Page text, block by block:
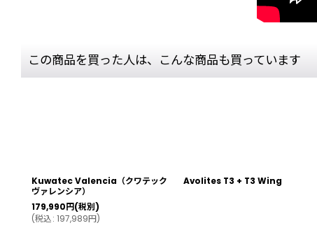
この商品を買った人は、こんな商品も買っています
Kuwatec Valencia（クワテック
ヴァレンシア）
179,990円(税別)
(税込: 197,989円)
Avolites T3 + T3 Wing